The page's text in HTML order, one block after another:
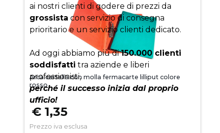
Arca cartella con molla fermacarte lilliput colore
rosso
€ 1,35
Prezzo iva esclusa
ai nostri clienti di godere di prezzi da
grossista con servizio di consegna
prioritario e un servizio clienti dedicato.
Ad oggi abbiamo più di150.000 clienti
soddisfatti tra aziende e liberi
professionisti,
perché il successo inizia dal proprio
ufficio!